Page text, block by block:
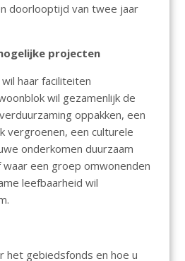
doorlooptijd van twee jaar
projecten
haar faciliteiten
wil gezamenlijk de
oppakken, een
vergroenen, een culturele
onderkomen duurzaam
waar een groep omwonenden
leefbaarheid wil
het gebiedsfonds en hoe u